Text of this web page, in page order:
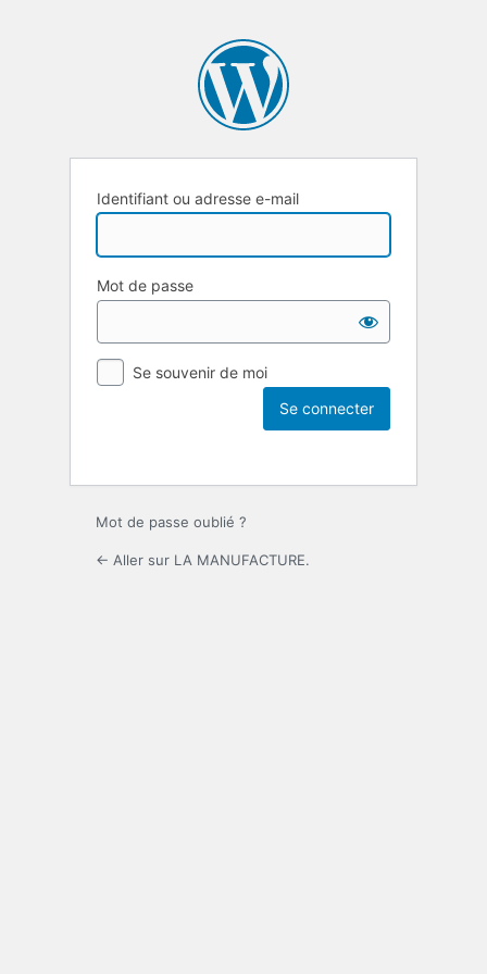
Identifiant ou adresse e-mail
Mot de passe
Se souvenir de moi
Mot de passe oublié ?
← Aller sur LA MANUFACTURE.